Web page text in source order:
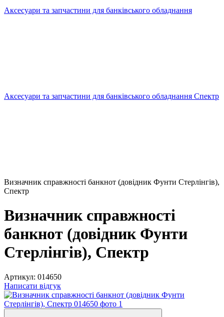
Аксесуари та запчастини для банківського обладнання
Аксесуари та запчастини для банківського обладнання Спектр
Визначник справжності банкнот (довідник Фунти Стерлінгів),
Спектр
Визначник справжності
банкнот (довідник Фунти
Стерлінгів), Спектр
Артикул: 014650
Написати відгук